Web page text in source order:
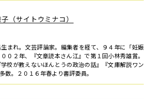
（サイトウミナコ）
まれ。文芸評論家。編集者を経て、９４年に「妊娠
０２年、『文章読本さん江』で第１回小林秀雄賞。
学校が教えないほんとうの政治の話』『文庫解説ワン
数。２０１６年春より書評委員。